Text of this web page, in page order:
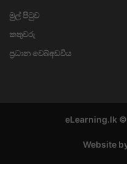
මුල් පිටුව
කතුවරු
ප්‍රධාන වෙබ්අඩවිය
eLearning.lk
Website